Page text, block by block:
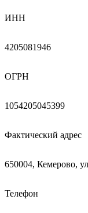
ИНН
4205081946
ОГРН
1054205045399
Фактический адрес
650004, Кемерово,
Телефон